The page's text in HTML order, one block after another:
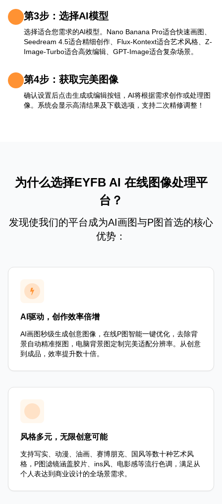
第3步：选择AI模型
选择适合您需求的AI模型。Nano Banana Pro适合快速画图、
Seedream 4.5适合精细创作、Flux-Kontext适合艺术风格、Z-
Image-Turbo适合高效编辑、GPT-Image适合复杂场景。
第4步：获取完美图像
确认设置后点击生成或编辑按钮，AI将根据需求创作或处理图
像。系统会显示高清结果及下载选项，支持二次精修调整！
为什么选择EYFB AI 在线图像处理平
台？
发现使我们的平台成为AI画图与P图首选的核心
优势：
AI驱动，创作效率倍增
AI画图秒级生成创意图像，在线P图智能一键优化，去除背
景自动精准抠图，电脑背景图定制完美适配分辨率。从创意
到成品，效率提升数十倍。
风格多元，无限创意可能
支持写实、动漫、油画、赛博朋克、国风等数十种艺术风
格，P图滤镜涵盖胶片、ins风、电影感等流行色调，满足从
个人表达到商业设计的全场景需求。